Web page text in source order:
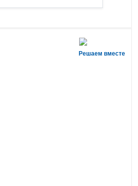
Решаем вместе